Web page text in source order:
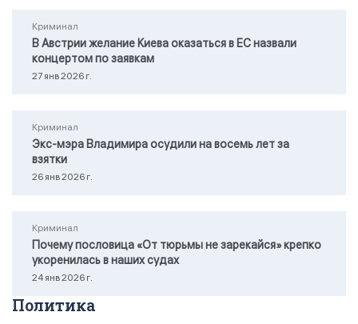
Криминал
В Австрии желание Киева оказаться в ЕС назвали
концертом по заявкам
27 янв 2026 г.
Криминал
Экс-мэра Владимира осудили на восемь лет за
взятки
26 янв 2026 г.
Криминал
Почему пословица «От тюрьмы не зарекайся» крепко
укоренилась в наших судах
24 янв 2026 г.
Политика